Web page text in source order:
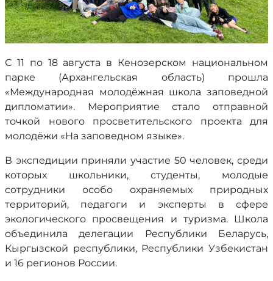
С 11 по 18 августа в Кенозерском национальном
парке (Архангельская область) прошла
«Международная молодёжная школа заповедной
дипломатии». Мероприятие стало отправной
точкой нового просветительского проекта для
молодёжи «На заповедном языке».
В экспедиции приняли участие 50 человек, среди
которых школьники, студенты, молодые
сотрудники особо охраняемых природных
территорий, педагоги и эксперты в сфере
экологического просвещения и туризма. Школа
объединила делегации Республики Беларусь,
Кыргызской республики, Республики Узбекистан
и 16 регионов России.